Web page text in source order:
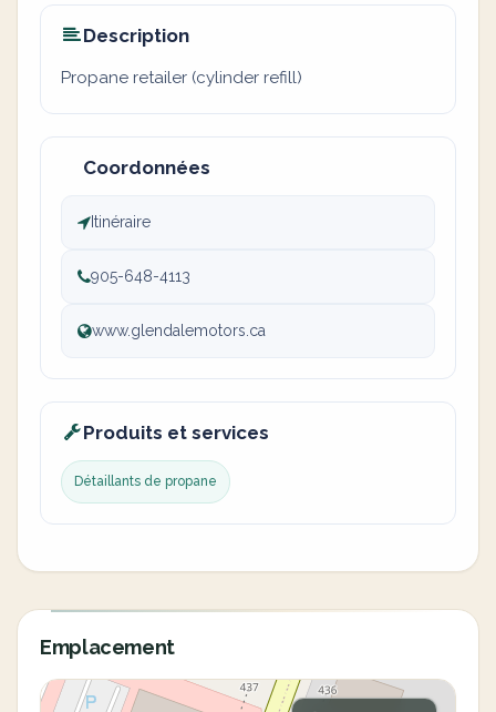
Description
Propane retailer (cylinder refill)
Coordonnées
Itinéraire
905-648-4113
www.glendalemotors.ca
Produits et services
Détaillants de propane
Emplacement